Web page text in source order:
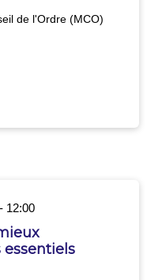
de l'Ordre (MCO)
12:00
essentiels